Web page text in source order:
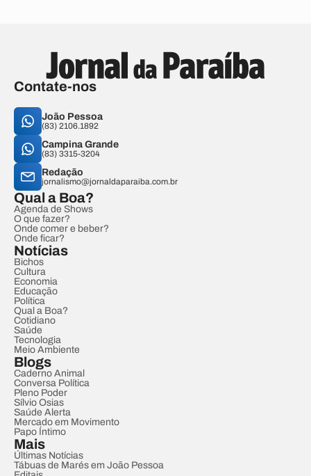
Contate-nos
João Pessoa
(83) 2106.1892
Campina Grande
(83) 3315-3204
Redação
jornalismo@jornaldaparaiba.com.br
Qual a Boa?
Agenda de Shows
O que fazer?
Onde comer e beber?
Onde ficar?
Notícias
Bichos
Cultura
Economia
Educação
Política
Qual a Boa?
Cotidiano
Saúde
Tecnologia
Meio Ambiente
Blogs
Caderno Animal
Conversa Política
Pleno Poder
Sílvio Osias
Saúde Alerta
Mercado em Movimento
Papo Íntimo
Mais
Últimas Notícias
Tábuas de Marés em João Pessoa